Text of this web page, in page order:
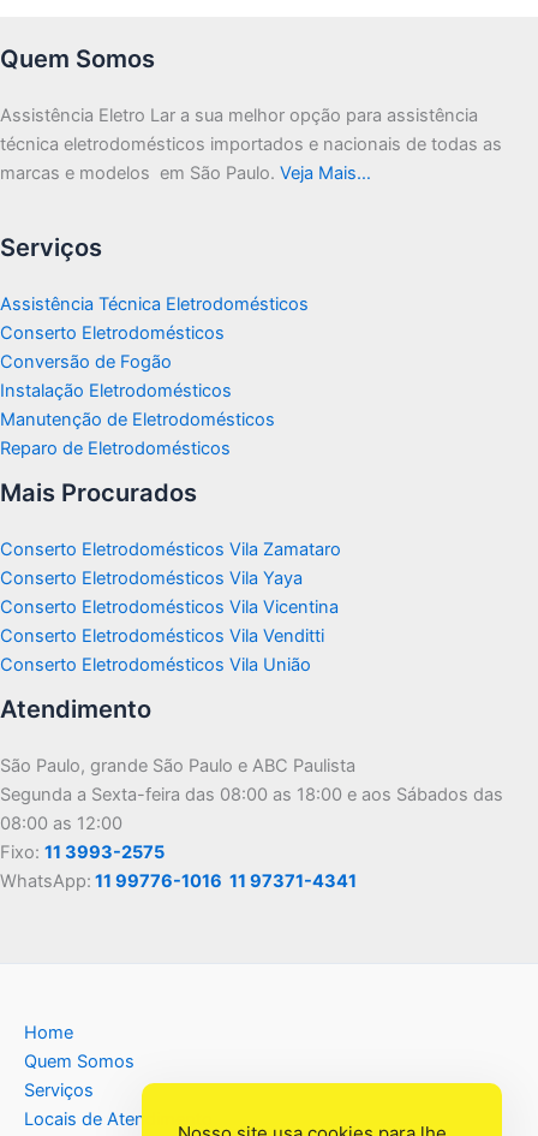
Quem Somos
Assistência Eletro Lar a sua melhor opção para assistência
técnica eletrodomésticos importados e nacionais de todas as
marcas e modelos em São Paulo. Veja Mais…
Serviços
Assistência Técnica Eletrodomésticos
Conserto Eletrodomésticos
Conversão de Fogão
Instalação Eletrodomésticos
Manutenção de Eletrodomésticos
Reparo de Eletrodomésticos
Mais Procurados
Conserto Eletrodomésticos Vila Zamataro
Conserto Eletrodomésticos Vila Yaya
Conserto Eletrodomésticos Vila Vicentina
Conserto Eletrodomésticos Vila Venditti
Conserto Eletrodomésticos Vila União
Atendimento
São Paulo, grande São Paulo e ABC Paulista
Segunda a Sexta-feira das 08:00 as 18:00 e aos Sábados das
08:00 as 12:00
Fixo: 11 3993-2575
WhatsApp: 11 99776-1016 11 97371-4341
Home
Quem Somos
Serviços
Locais de Atendimento